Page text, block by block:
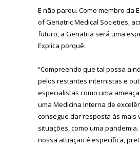
E não parou. Como membro da
of Geriatric Medical Societies,
futuro, a Geriatria será uma
Explica porquê:
“Compreendo que tal possa
pelos restantes internistas e
especialistas como uma
uma Medicina Interna de
consegue dar resposta às mais
situações, como uma pandemia.
nossa atuação é específica,